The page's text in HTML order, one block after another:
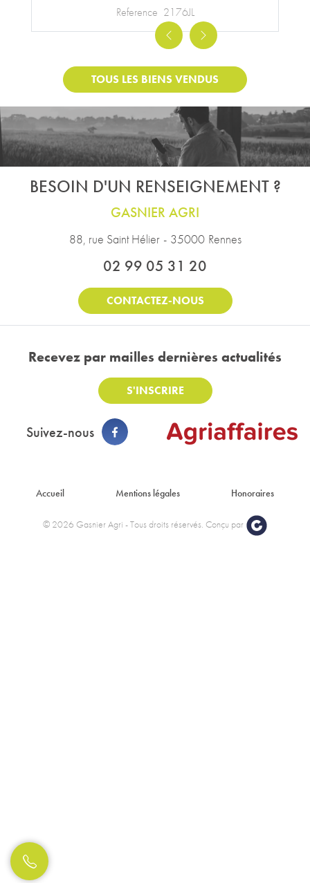
Reference 2176JL
PreviousNext
TOUS LES BIENS VENDUS
BESOIN D'UN RENSEIGNEMENT ?
GASNIER AGRI
88, rue Saint Hélier - 35000 Rennes
02 99 05 31 20
CONTACTEZ-NOUS
Recevez par mailles dernières actualités
S'INSCRIRE
Suivez-nous
Footer : Menu
Accueil Mentions légales Honoraires
© 2026 Gasnier Agri - Tous droits réservés. Conçu par